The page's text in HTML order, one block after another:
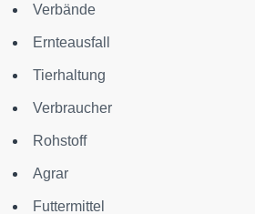
Verbände
Ernteausfall
Tierhaltung
Verbraucher
Rohstoff
Agrar
Futtermittel